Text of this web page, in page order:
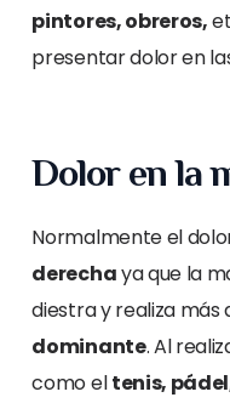
pintores, obreros,
presentar dolor en
Dolor en la
Normalmente el
derechaya que la
diestra y realiza más
dominante. Al
como eltenis,